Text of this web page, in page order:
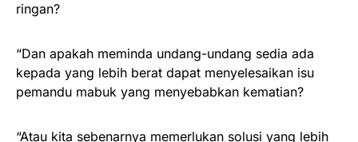
ringan?
“Dan apakah meminda undang-undang sedia ada
kepada yang lebih berat dapat menyelesaikan isu
pemandu mabuk yang menyebabkan kematian?
“Atau kita sebenarnya memerlukan solusi yang lebih